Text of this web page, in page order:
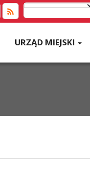
URZĄD MIEJSKI